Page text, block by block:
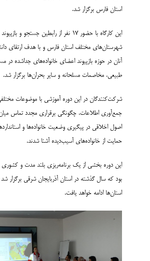
استان فارس برگزار شد.
این کارگاه با حضور ۱۷ نفر از رابطین جستجو و
شهرستان‌های مختلف استان فارس و با هدف ارتقای
آنان در حوزه بازپیوند اعضای خانواده‌های جداشده در
طبیعی، مخاصمات مسلحانه و سایر بحران‌ها برگزار شد.
شرکت‌کنندگان در این دوره آموزشی با موضوعات
جمع‌آوری اطلاعات، چگونگی برقراری مجدد تماس
اصول اخلاقی در پیگیری وضعیت خانواده‌ها و
حمایت از خانواده‌های آسیب‌دیده آشنا شدند.
این دوره بخشی از یک برنامه‌ریزی بلند مدت و کشوری
بود که سال گذشته در استان آذربایجان شرقی برگزار
استان‌ها ادامه خواهد یافت.